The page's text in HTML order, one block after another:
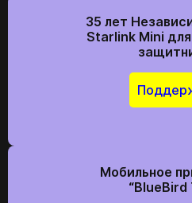
35 лет
Starlink Mini
Мобильное
“BlueBird